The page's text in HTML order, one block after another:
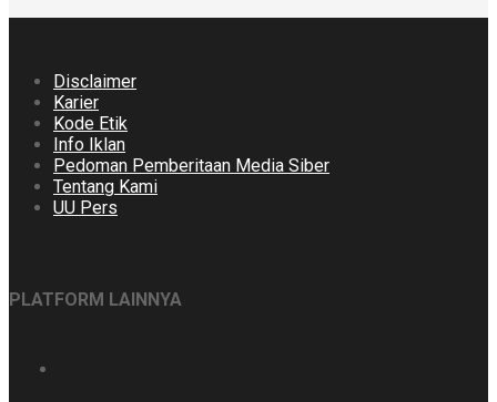
Disclaimer
Karier
Kode Etik
Info Iklan
Pedoman Pemberitaan Media Siber
Tentang Kami
UU Pers
PLATFORM LAINNYA